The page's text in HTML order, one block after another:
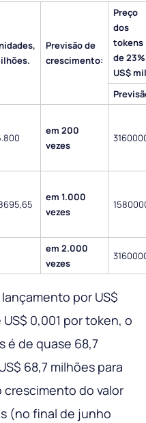
Previsão de
crescimento:
Preço
dos
tokens
de
US$
em 200
vezes
em 1.000
vezes
em 2.000
vezes
por US$
0,001 por token, o
é de quase 68,7
68,7 milhões para
do valor
(no final de junho